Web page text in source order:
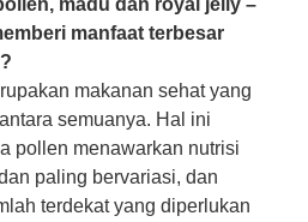
manfaat terbesar
makanan sehat yang
semuanya. Hal ini
pollen menawarkan nutrisi
paling bervariasi, dan
terdekat yang diperlukan